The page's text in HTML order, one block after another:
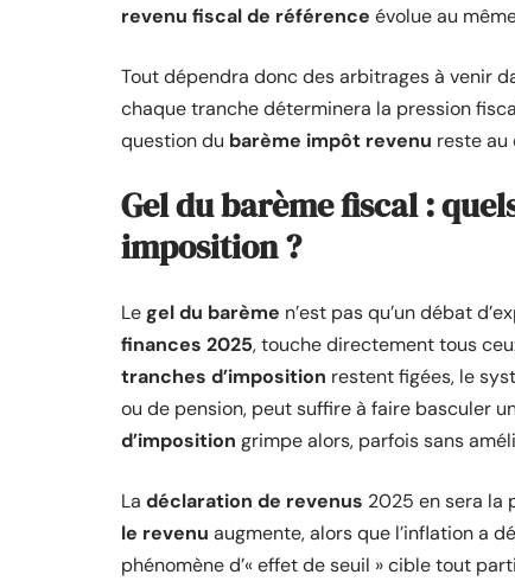
revenu fiscal de référence évolue au
Tout dépendra donc des arbitrages à venir
chaque tranche déterminera la pression
question du barème impôt revenu reste au
Gel du barème fiscal :
imposition ?
Legel du barème n’est pas qu’un débat
finances 2025, touche directement tous
tranches d’imposition restent figées, le
ou de pension, peut suffire à faire basculer
d’imposition grimpe alors, parfois sans
La déclaration de revenus 2025 en sera la
le revenu augmente, alors que l’inflation a
phénomène d’« effet de seuil » cible tout